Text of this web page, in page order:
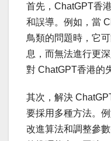
首先，ChatGPT香
和誤導。例如，當
鳥類的問題時，它
息，而無法進行更
對 ChatGPT香港的
其次，解決
要採用多種方法。
改進算法和調整參